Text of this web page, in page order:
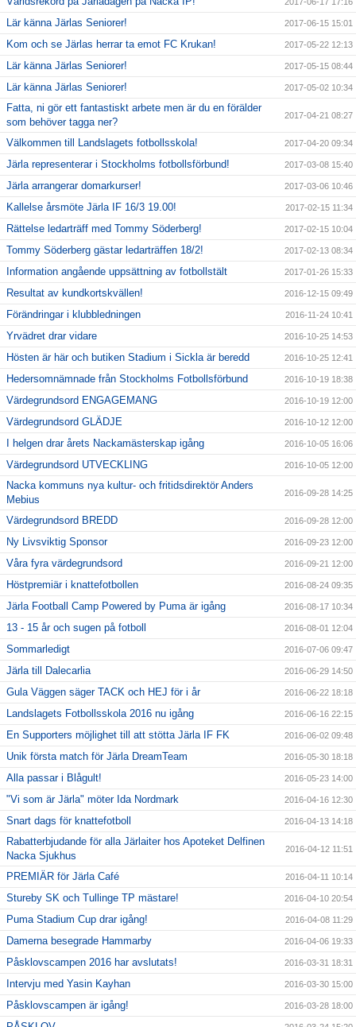
Lär känna Järlas Seniorer! 2017-06-15 15:01
Kom och se Järlas herrar ta emot FC Krukan! 2017-05-22 12:13
Lär känna Järlas Seniorer! 2017-05-15 08:44
Lär känna Järlas Seniorer! 2017-05-02 10:34
Fatta, ni gör ett fantastiskt arbete men är du en förälder
som behöver tagga ner?
2017-04-21 08:27
Välkommen till Landslagets fotbollsskola! 2017-04-20 09:34
Järla representerar i Stockholms fotbollsförbund! 2017-03-08 15:40
Järla arrangerar domarkurser! 2017-03-06 10:46
Kallelse årsmöte Järla IF 16/3 19.00! 2017-02-15 11:34
Rättelse ledarträff med Tommy Söderberg! 2017-02-15 10:04
Tommy Söderberg gästar ledarträffen 18/2! 2017-02-13 08:34
Information angående uppsättning av fotbollstält 2017-01-26 15:33
Resultat av kundkortskvällen! 2016-12-15 09:49
Förändringar i klubbledningen 2016-11-24 10:41
Yrvädret drar vidare 2016-10-25 14:53
Hösten är här och butiken Stadium i Sickla är beredd 2016-10-25 12:41
Hedersomnämnade från Stockholms Fotbollsförbund 2016-10-19 18:38
Värdegrundsord ENGAGEMANG 2016-10-19 12:00
Värdegrundsord GLÄDJE 2016-10-12 12:00
I helgen drar årets Nackamästerskap igång 2016-10-05 16:06
Värdegrundsord UTVECKLING 2016-10-05 12:00
Nacka kommuns nya kultur- och fritidsdirektör Anders
Mebius
2016-09-28 14:25
Värdegrundsord BREDD 2016-09-28 12:00
Ny Livsviktig Sponsor 2016-09-23 12:00
Våra fyra värdegrundsord 2016-09-21 12:00
Höstpremiär i knattefotbollen 2016-08-24 09:35
Järla Football Camp Powered by Puma är igång 2016-08-17 10:34
13 - 15 år och sugen på fotboll 2016-08-01 12:04
Sommarledigt 2016-07-06 09:47
Järla till Dalecarlia 2016-06-29 14:50
Gula Väggen säger TACK och HEJ för i år 2016-06-22 18:18
Landslagets Fotbollsskola 2016 nu igång 2016-06-16 22:15
En Supporters möjlighet till att stötta Järla IF FK 2016-06-02 09:48
Unik första match för Järla DreamTeam 2016-05-30 18:18
Alla passar i Blågult! 2016-05-23 14:00
"Vi som är Järla" möter Ida Nordmark 2016-04-16 12:30
Snart dags för knattefotboll 2016-04-13 14:18
Rabatterbjudande för alla Järlaiter hos Apoteket Delfinen
Nacka Sjukhus
2016-04-12 11:51
PREMIÄR för Järla Café 2016-04-11 10:14
Stureby SK och Tullinge TP mästare! 2016-04-10 20:54
Puma Stadium Cup drar igång! 2016-04-08 11:29
Damerna besegrade Hammarby 2016-04-06 19:33
Påsklovscampen 2016 har avslutats! 2016-03-31 18:31
Intervju med Yasin Kayhan 2016-03-30 15:00
Påsklovscampen är igång! 2016-03-28 18:00